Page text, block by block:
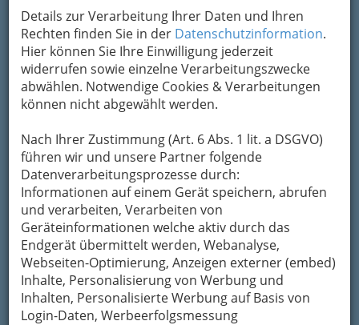
Details zur Verarbeitung Ihrer Daten und Ihren
Rechten finden Sie in der Datenschutzinformation.
Hier können Sie Ihre Einwilligung jederzeit
widerrufen sowie einzelne Verarbeitungszwecke
abwählen. Notwendige Cookies & Verarbeitungen
können nicht abgewählt werden.
Nach Ihrer Zustimmung (Art. 6 Abs. 1 lit. a DSGVO)
führen wir und unsere Partner folgende
Datenverarbeitungsprozesse durch:
Informationen auf einem Gerät speichern, abrufen
und verarbeiten, Verarbeiten von
Geräteinformationen welche aktiv durch das
Endgerät übermittelt werden, Webanalyse,
Webseiten-Optimierung, Anzeigen externer (embed)
Inhalte, Personalisierung von Werbung und
Inhalten, Personalisierte Werbung auf Basis von
Login-Daten, Werbeerfolgsmessung
Kontaktaufnahme
Um die Info-Graz Firmenvor Spam-Mails zu
bewahren, verwenden wir an dieser Stelle zur
Übermittlung Ihrer Nachricht ein sicheres
Formular. Ihre Nachricht wird nach dem
Absenden umgehend per Mail an das
Unternehmen Hofbäckerei Edegger - Tax
weitergeleitet.
Mein Name
Meine Email Adresse
Mein Betreff